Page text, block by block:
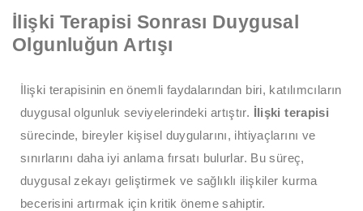
İlişki Terapisi Sonrası Duygusal
Olgunluğun Artışı
İlişki terapisinin en önemli faydalarından biri, katılımcıların
duygusal olgunluk seviyelerindeki artıştır. İlişki terapisi
sürecinde, bireyler kişisel duygularını, ihtiyaçlarını ve
sınırlarını daha iyi anlama fırsatı bulurlar. Bu süreç,
duygusal zekayı geliştirmek ve sağlıklı ilişkiler kurma
becerisini artırmak için kritik öneme sahiptir.